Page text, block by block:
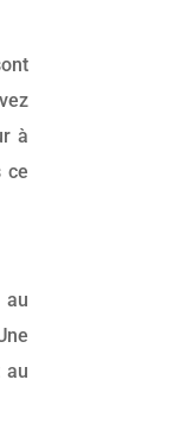
à
ce
au
au